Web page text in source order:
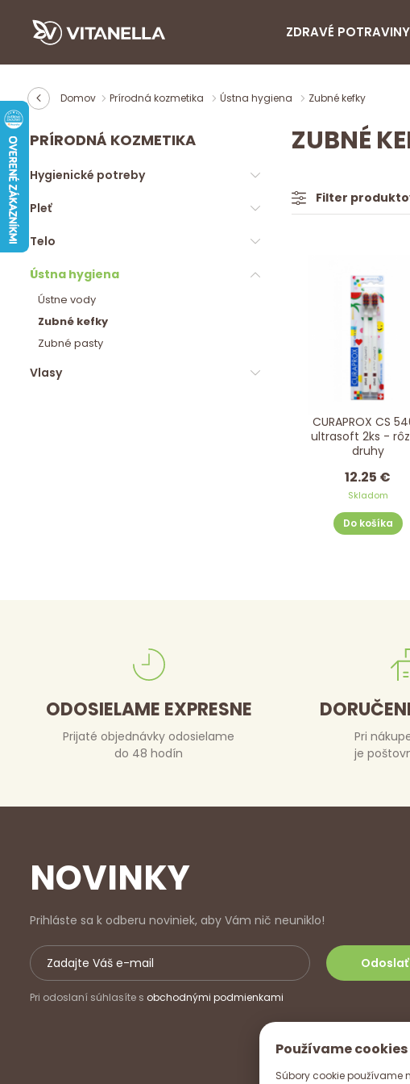
Používame cookies
Súbory cookie používame
ZDRAVÉ POTRAVINY
Domov Prírodná kozmetika Ústna hygiena Zubné kefky
PRÍRODNÁ KOZMETIKA
Hygienické potreby
Pleť
Telo
Ústna hygiena
Ústne vody
Zubné kefky
Zubné pasty
Vlasy
ZUBNÉ
Filter
CURAPROX CS
ultrasoft 2ks -
druhy
12.25 €
Skladom
Do košíka
ODOSIELAME EXPRESNE
Prijaté objednávky odosielame
do 48 hodín
Pri
je
NOVINKY
Prihláste sa k odberu noviniek, aby Vám nič neuniklo!
Pri odoslaní súhlasíte s obchodnými podmienkami